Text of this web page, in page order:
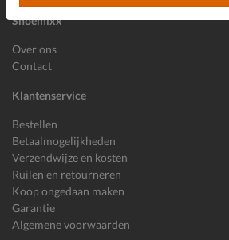
Shoemixx
Over ons
Contact
Klantenservice
Bestellen
Betaalmogelijkheden
Verzendwijze en kosten
Ruilen en retourneren
Koop ongedaan maken
Garantie
Algemene voorwaarden